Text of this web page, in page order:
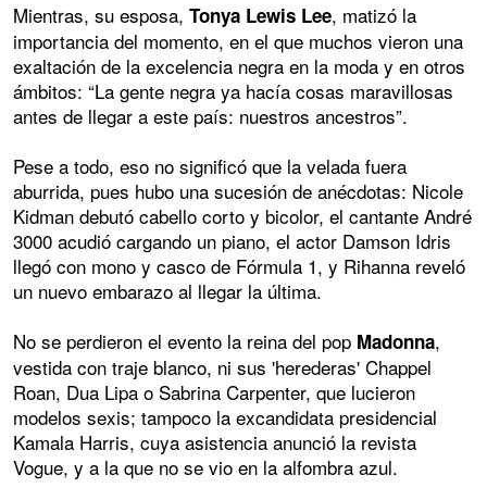
Mientras, su esposa, Tonya Lewis Lee, matizó la
importancia del momento, en el que muchos vieron una
exaltación de la excelencia negra en la moda y en otros
ámbitos: “La gente negra ya hacía cosas maravillosas
antes de llegar a este país: nuestros ancestros”.
Pese a todo, eso no significó que la velada fuera
aburrida, pues hubo una sucesión de anécdotas: Nicole
Kidman debutó cabello corto y bicolor, el cantante André
3000 acudió cargando un piano, el actor Damson Idris
llegó con mono y casco de Fórmula 1, y Rihanna reveló
un nuevo embarazo al llegar la última.
No se perdieron el evento la reina del pop Madonna,
vestida con traje blanco, ni sus 'herederas' Chappel
Roan, Dua Lipa o Sabrina Carpenter, que lucieron
modelos sexis; tampoco la excandidata presidencial
Kamala Harris, cuya asistencia anunció la revista
Vogue, y a la que no se vio en la alfombra azul.